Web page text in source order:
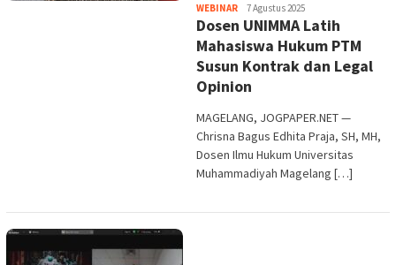
WEBINARHeri
Purwata
7 Agustus 2025
Dosen UNIMMA Latih
Mahasiswa Hukum PTM
Susun Kontrak dan Legal
Opinion
MAGELANG, JOGPAPER.NET —
Chrisna Bagus Edhita Praja, SH, MH,
Dosen Ilmu Hukum Universitas
Muhammadiyah Magelang […]